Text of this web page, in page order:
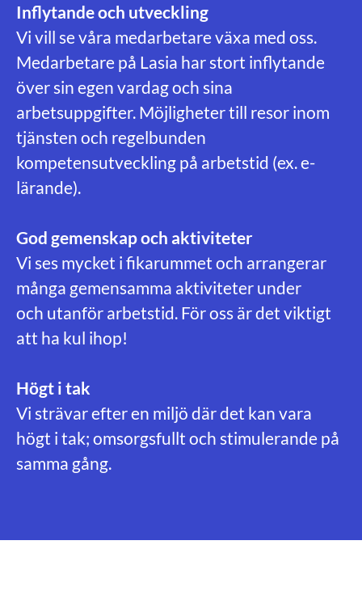
Inflytande och utveckling
Vi vill se våra medarbetare växa med oss.
Medarbetare på Lasia har stort inflytande
över sin egen vardag och sina
arbetsuppgifter. Möjligheter till resor inom
tjänsten och regelbunden
kompetensutveckling på arbetstid (ex. e-
lärande).
God gemenskap och aktiviteter
Vi ses mycket i fikarummet och arrangerar
många gemensamma aktiviteter under
och utanför arbetstid. För oss är det viktigt
att ha kul ihop!
Högt i tak
Vi strävar efter en miljö där det kan vara
högt i tak; omsorgsfullt och stimulerande på
samma gång.